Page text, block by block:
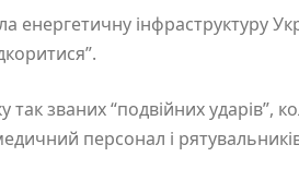
інфраструктуру
званих “подвійних ударів”,
персонал і